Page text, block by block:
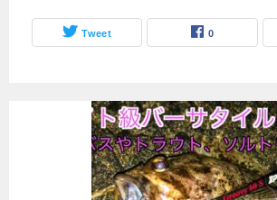
Tweet 0